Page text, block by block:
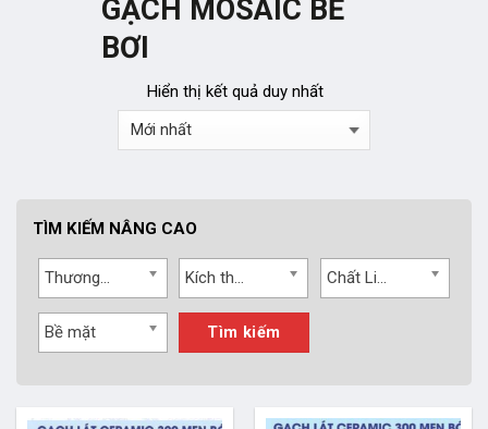
GẠCH MOSAIC BỂ
BƠI
Hiển thị kết quả duy nhất
TÌM KIẾM NÂNG CAO
Bề mặt Tìm kiếm